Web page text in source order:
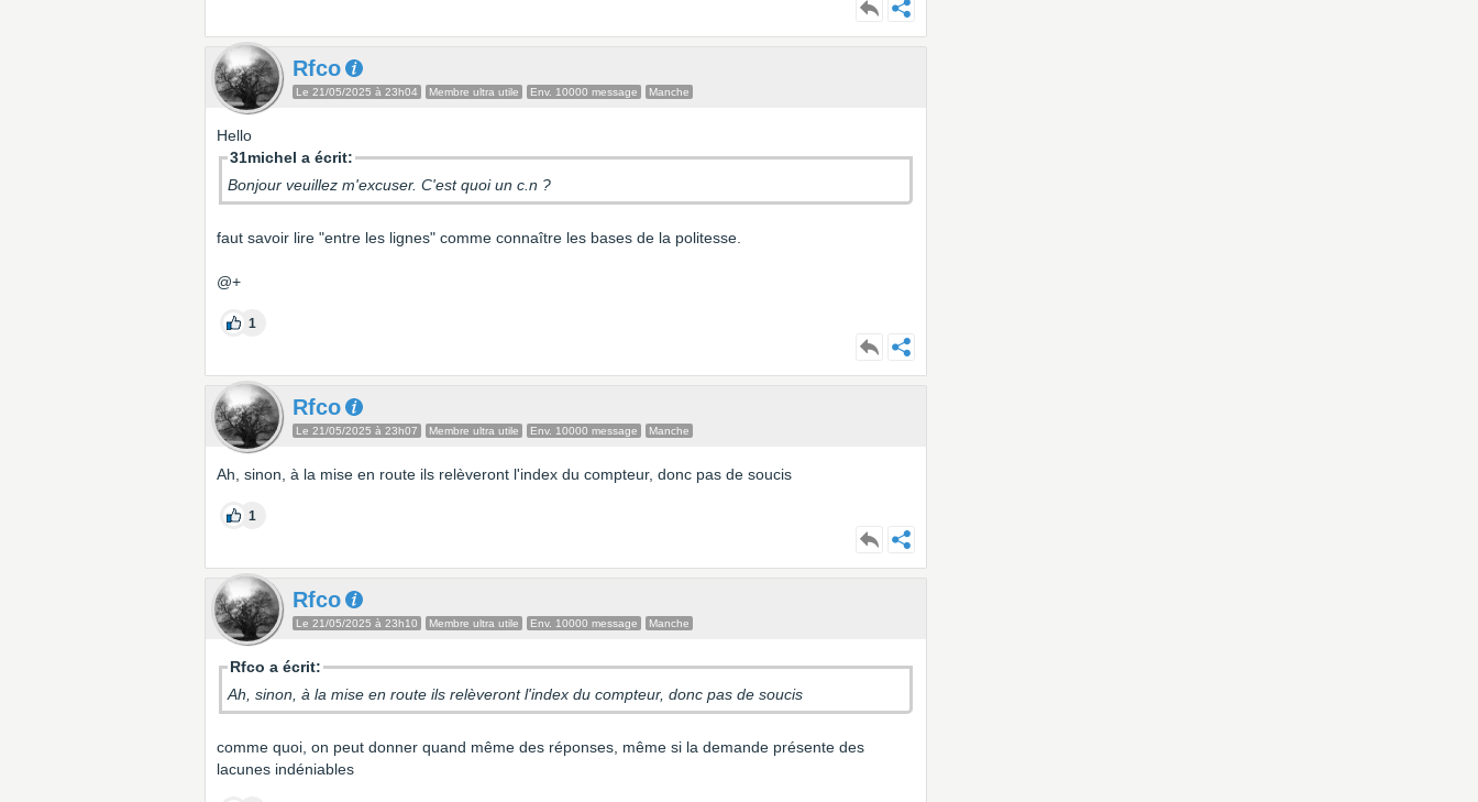
Rfco
Le 21/05/2025 à 23h04 Membre ultra utile Env. 10000 message Manche
Hello
31michel a écrit:
Bonjour veuillez m'excuser. C'est quoi un c.n ?
faut savoir lire "entre les lignes" comme connaître les bases de la politesse.
@+
1
Rfco
Le 21/05/2025 à 23h07 Membre ultra utile Env. 10000 message Manche
Ah, sinon, à la mise en route ils relèveront l'index du compteur, donc pas de soucis
1
Rfco
Le 21/05/2025 à 23h10 Membre ultra utile Env. 10000 message Manche
Rfco a écrit:
Ah, sinon, à la mise en route ils relèveront l'index du compteur, donc pas de soucis
comme quoi, on peut donner quand même des réponses, même si la demande présente des
lacunes indéniables